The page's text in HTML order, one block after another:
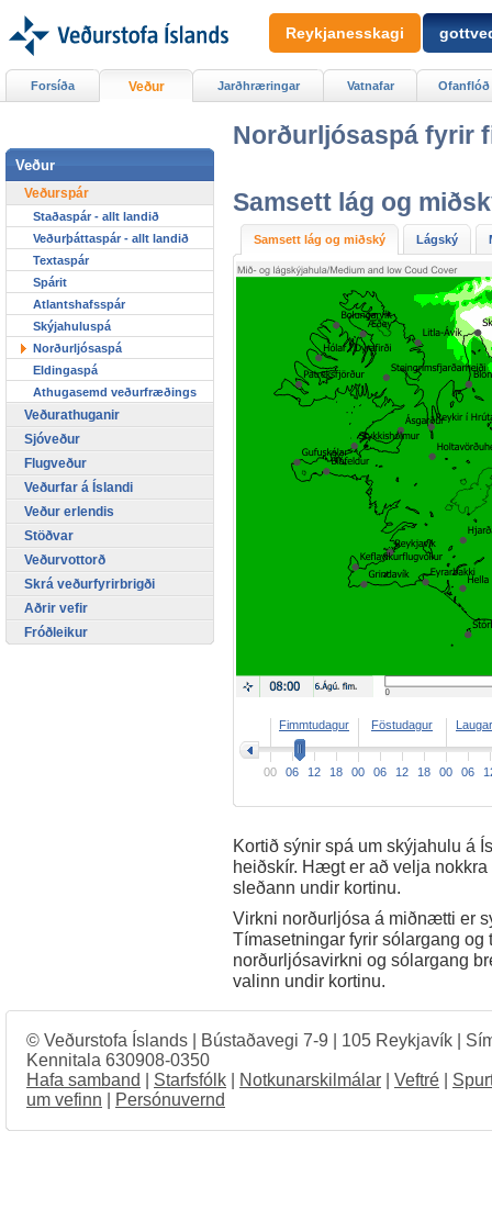
Norðurljósaspá fyrir
Samsett lág og
Samsett lág og miðský Lágský
Fimmtudagur
00 06 12 18
Föstudagur
00 06 12 18 00 06
Kortið sýnir spá um skýjahulu
heiðskír. Hægt er að velja
sleðann undir kortinu.
Virkni norðurljósa á miðnætti er
Tímasetningar fyrir sólargang
norðurljósavirkni og sólargang
valinn undir kortinu.
Forsíða Veður Jarðhræringar Vatnafar Ofanflóð
Veður
Veðurspár
Staðaspár - allt landið
Veðurþáttaspár - allt landið
Textaspár
Spárit
Atlantshafsspár
Skýjahuluspá
Norðurljósaspá
Eldingaspá
Athugasemd veðurfræðings
Veðurathuganir
Sjóveður
Flugveður
Veðurfar á Íslandi
Veður erlendis
Stöðvar
Veðurvottorð
Skrá veðurfyrirbrigði
Aðrir vefir
Fróðleikur
Reykjanesskagi
© Veðurstofa Íslands | Bústaðavegi 7-9 | 105 Reykjavík |
Kennitala 630908-0350
Hafa samband
Starfsfólk Notkunarskilmálar Veftré
um vefinn
Persónuvernd